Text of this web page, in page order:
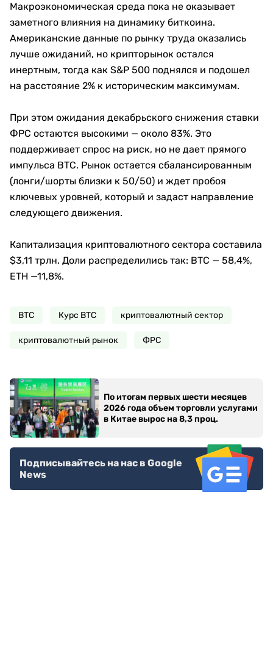
Макроэкономическая среда пока не оказывает
заметного влияния на динамику биткоина.
Американские данные по рынку труда оказались
лучше ожиданий, но крипторынок остался
инертным, тогда как S&P 500 поднялся и подошел
на расстояние 2% к историческим максимумам.
При этом ожидания декабрьского снижения ставки
ФРС остаются высокими — около 83%. Это
поддерживает спрос на риск, но не дает прямого
импульса BTC. Рынок остается сбалансированным
(лонги/шорты близки к 50/50) и ждет пробоя
ключевых уровней, который и задаст направление
следующего движения.
Капитализация криптовалютного сектора составила
$3,11 трлн. Доли распределились так: BTC — 58,4%,
ETH —11,8%.
BTC Курс BTC криптовалютный сектор
криптовалютный рынок ФРС
По итогам первых шести месяцев
2026 года объем торговли услугами
в Китае вырос на 8,3 проц.
Подписывайтесь на нас в Google
News